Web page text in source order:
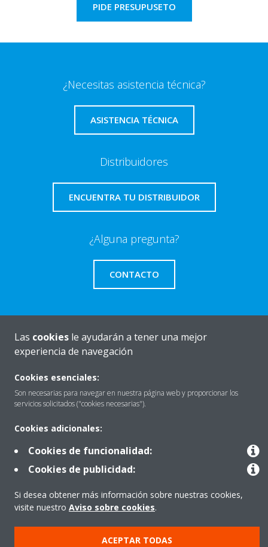
PIDE PRESUPUSETO
¿Necesitas asistencia técnica?
ASISTENCIA TÉCNICA
Distribuidores
ENCUENTRA TU DISTRIBUIDOR
¿Alguna pregunta?
CONTACTO
Quiénes somos
Destacados
Contactar con Daikin
Copyright © Daikin
Las cookies le ayudarán a tener una mejor
experiencia de navegación
Cookies esenciales:
Son necesarias para navegar en nuestra página web y proporcionar los
servicios solicitados ("cookies necesarias").
Cookies adicionales:
Cookies de funcionalidad:
Cookies de publicidad:
Si desea obtener más información sobre nuestras cookies,
visite nuestro Aviso sobre cookies.
ACEPTAR TODAS